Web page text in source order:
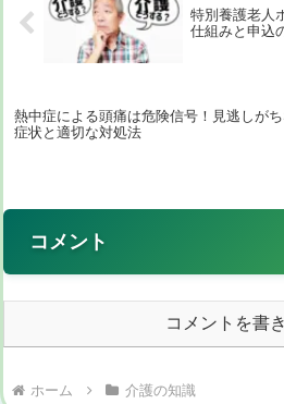
特別養護老人
仕組みと申込
熱中症による頭痛は危険信号！見逃しが
症状と適切な対処法
コメント
コメントを書
ホーム 介護の知識